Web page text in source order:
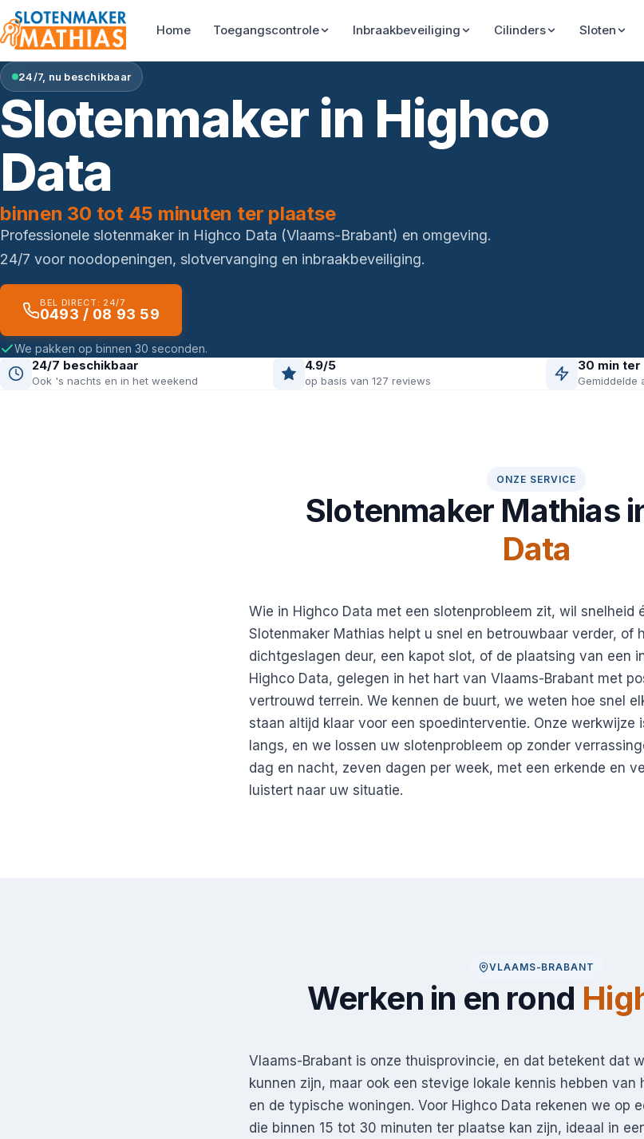
Home Toegangscontrole Inbraakbeveiliging Cilinders Sloten
24/7, nu beschikbaar
Slotenmaker in Highco
Data
binnen 30 tot 45 minuten ter plaatse
Professionele slotenmaker in Highco Data (Vlaams-Brabant) en omgeving.
24/7 voor noodopeningen, slotvervanging en inbraakbeveiliging.
BEL DIRECT: 24/7
0493 / 08 93 59
We pakken op binnen 30 seconden.
24/7 beschikbaar
Ook 's nachts en in het weekend
4.9/5
op basis van 127 reviews
30 min ter
Gemiddelde
ONZE SERVICE
Slotenmaker Mathias
Data
Wie in Highco Data met een slotenprobleem zit, wil snelheid
Slotenmaker Mathias helpt u snel en betrouwbaar verder, of
dichtgeslagen deur, een kapot slot, of de plaatsing van een
Highco Data, gelegen in het hart van Vlaams-Brabant met
vertrouwd terrein. We kennen de buurt, we weten hoe snel
staan altijd klaar voor een spoedinterventie. Onze werkwijze
langs, en we lossen uw slotenprobleem op zonder
dag en nacht, zeven dagen per week, met een erkende en
luistert naar uw situatie.
VLAAMS-BRABANT
Werken in en rond
Vlaams-Brabant is onze thuisprovincie, en dat betekent dat
kunnen zijn, maar ook een stevige lokale kennis hebben
en de typische woningen. Voor Highco Data rekenen we op
die binnen 15 tot 30 minuten ter plaatse kan zijn, ideaal in